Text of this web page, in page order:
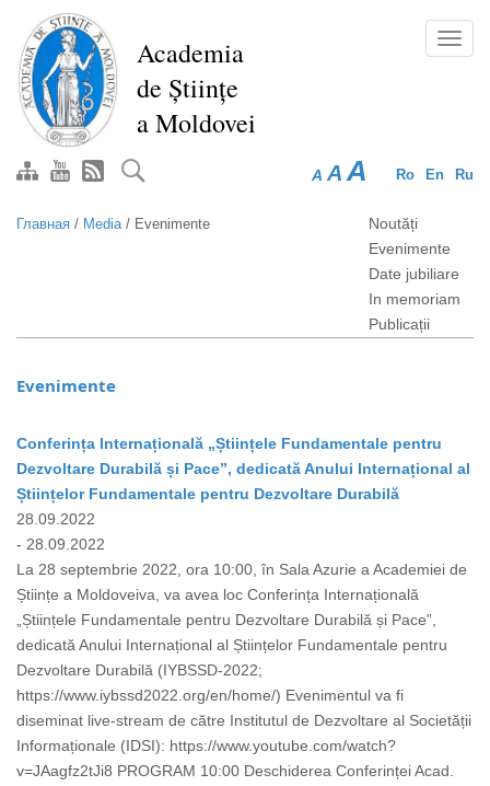
Перейти
основному
содержанию
Academia
de Științe
a Moldovei
Ro En Ru
A A A
Главная / Media/ Evenimente
Noutăți
Evenimente
Date jubiliare
In memoriam
Publicații
Evenimente
Conferința Internațională „Științele Fundamentale pentru
Dezvoltare Durabilă și Pace”, dedicată Anului Internațional al
Științelor Fundamentale pentru Dezvoltare Durabilă
28.09.2022
- 28.09.2022
La 28 septembrie 2022, ora 10:00, în Sala Azurie a Academiei de
Științe a Moldoveiva, va avea loc Conferința Internațională
„Științele Fundamentale pentru Dezvoltare Durabilă și Pace”,
dedicată Anului Internațional al Științelor Fundamentale pentru
Dezvoltare Durabilă (IYBSSD-2022;
https://www.iybssd2022.org/en/home/) Evenimentul va fi
diseminat live-stream de către Institutul de Dezvoltare al Societății
Informaționale (IDSI): https://www.youtube.com/watch?
v=JAagfz2tJi8 PROGRAM 10:00 Deschiderea Conferinței Acad.